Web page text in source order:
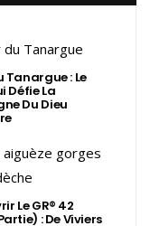
Tanargue : Le
Défie La
Du Dieu
Le GR® 42
: De Viviers